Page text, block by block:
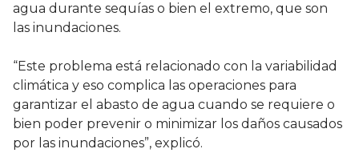
agua durante sequías o bien el extremo, que son
las inundaciones.
“Este problema está relacionado con la variabilidad
climática y eso complica las operaciones para
garantizar el abasto de agua cuando se requiere o
bien poder prevenir o minimizar los daños causados
por las inundaciones”, explicó.